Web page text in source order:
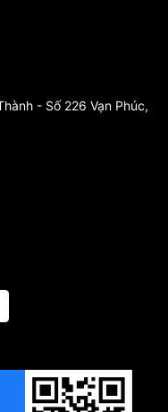
- Số 226 Vạn Phúc,